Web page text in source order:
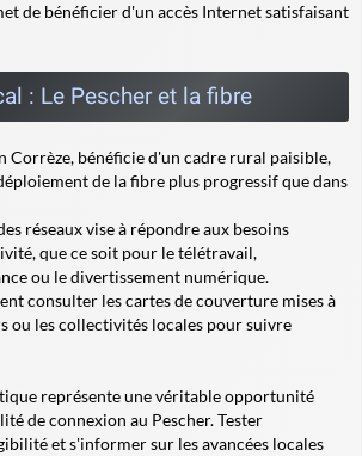
de bénéficier d'un accès Internet satisfaisant
: Le Pescher et la fibre
Corrèze, bénéficie d'un cadre rural paisible,
de la fibre plus progressif que dans
réseaux vise à répondre aux besoins
que ce soit pour le télétravail,
ou le divertissement numérique.
consulter les cartes de couverture mises à
ou les collectivités locales pour suivre
représente une véritable opportunité
de connexion au Pescher. Tester
et s'informer sur les avancées locales